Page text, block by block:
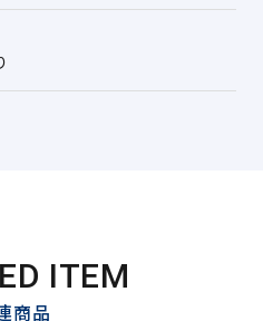
ITEM
商品